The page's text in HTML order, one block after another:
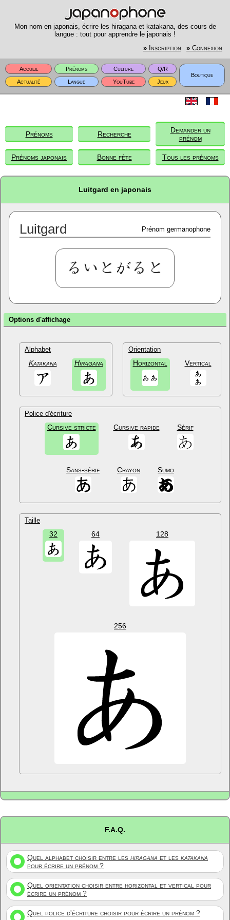
Mon nom en japonais, écrire les hiragana et katakana, des cours de
langue : tout pour apprendre le japonais !
» Inscription » Connexion
Accueil Prénoms Culture
Q/R
Boutique
Actualité
Langue YouTube Jeux
Prénoms Recherche
Demander un
prénom
Prénoms japonais Bonne fête Tous les prénoms
Luitgard en japonais
Luitgard Prénom germanophone
Options d'affichage
Alphabet
Katakana Hiragana
Orientation
Horizontal Vertical
Police d'écriture
Cursive stricte Cursive rapide Sérif
Sans-sérif Crayon Sumo
Taille
32 64 128
256
F.A.Q.
Quel alphabet choisir entre les hiragana et les katakana
pour écrire un prénom ?
Quel orientation choisir entre horizontal et vertical pour
écrire un prénom ?
Quel police d'écriture choisir pour écrire un prénom ?